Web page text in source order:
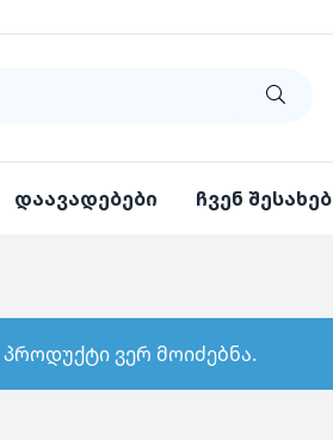
დაავადებები ჩვენ შესახებ
პროდუქტი ვერ მოიძებნა.